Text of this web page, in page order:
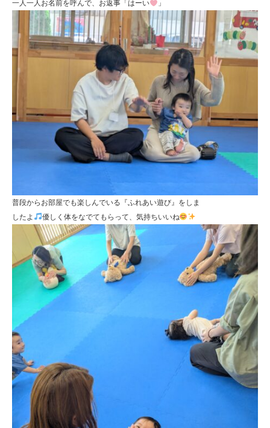
ら
り
す
一人一人お名前を呼んで、お返事「はーい 」
普段からお部屋でも楽しんでいる『ふれあい遊び』をしま
したよ
優しく体をなでてもらって、気持ちいいね